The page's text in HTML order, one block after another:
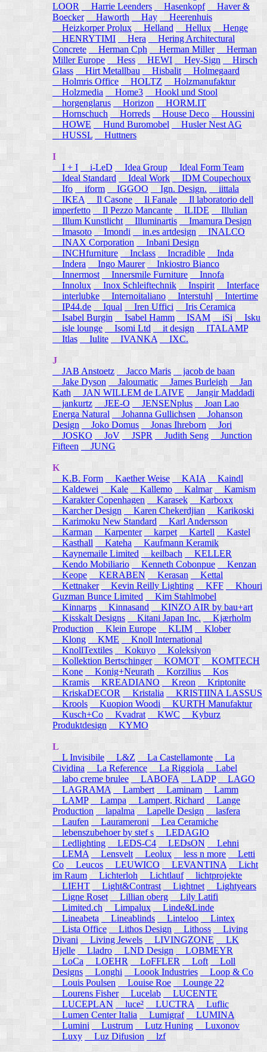
LOOR
Harrie Leenders Hasenkopf
Haver &
Boecker
Haworth Hay
Heerenhuis
Heizkorper Prolux
Helland Hellux
Henge
HENRYTIMI
Hera
Hering Architectural
Concrete
Herman Cph Herman Miller
Herman
Miller Europe
Hess HEWI Hey-Sign
Hirsch
Glass
Hirt Metallbau Hisbalit
Holmegaard
Holmris Office
HOLTZ
Holzmanufaktur
Holzmedia
Home3
Hookl und Stool
horgenglarus
Horizon
HORM.IT
Hornschuch
Horreds House Deco
Houssini
HOWE
Hund Buromobel
Husler Nest AG
HUSSL
Huttners
I
I + I
i-LeD Idea Group
Ideal Form Team
Ideal Standard
Ideal Work
IDM Coupechoux
Ifo
iform IGGOO Ign. Design.
iittala
IKEA
Il Casone Il Fanale
Il laboratorio dell
imperfetto
Il Pezzo Mancante ILIDE
Illulian
Illum Kunstlicht
Illuminartis
Imamura Design
Imasoto
Imondi in.es artdesign
INALCO
INAX Corporation
Inbani Design
INCHfurniture
Inclass Incradible
Inda
Indera
Ingo Maurer
Inkiostro Bianco
Innermost
Innersmile Furniture
Innofa
Innolux
Inox Schleiftechnik Inspirit
Interface
interlubke
Internoitaliano Interstuhl
Intertime
IP44.de
Iqual Iren Uffici
Iris Ceramica
Isabel Burgin
Isabel Hamm ISAM iSi Isku
isle lounge
Isomi Ltd it design
ITALAMP
Itlas
Iulite IVANKA IXC.
J
JAB Anstoetz
Jacco Maris
jacob de baan
Jake Dyson
Jaloumatic James Burleigh
Jan
Kath
JAN WILLEM de LAIVE
Jangir Maddadi
jankurtz JEE-O JENSENplus
Joan Lao
Energa Natural
Johanna Gullichsen
Johanson
Design
Joko Domus Jonas Ihreborn
Jori
JOSKO
JoV JSPR Judith Seng
Junction
Fifteen
JUNG
K
K.B. Form
Kaether Weise KAIA
Kaindl
Kaldewei
Kale Kallemo Kalmar
Kamism
Karakter Copenhagen
Karasek
Karboxx
Karcher Design
Karen Chekerdjian
Karikoski
Karimoku New Standard
Karl Andersson
Karman
Karpenter karpet Kartell
Kastel
Kasthall
Kateha
Kaufmann Keramik
Kaynemaile Limited keilbach
KELLER
Kendo Mobiliario
Kenneth Cobonpue
Kenzan
Keope
KERABEN Kerasan
Kettal
Kettnaker Kevin Reilly Lighting KFF
Khouri
Guzman Bunce Limited
Kim Stahlmobel
Kinnarps
Kinnasand
KINZO AIR by bau+art
Kisskalt Designs
Kitani Japan Inc.
Kjærholm
Production
Klein Europe KLIM
Klober
Klong
KME
Knoll International
KnollTextiles
Kokuyo
Koleksiyon
Kollektion Bertschinger KOMOT
KOMTECH
Kone
Konig+Neurath Korzilius
Kos
Kramis
KREADIANO Kreon
Kriptonite
KriskaDECOR
Kristalia
KRISTIINA LASSUS
Krools
Kuopion Woodi
KURTH Manufaktur
Kusch+Co
Kvadrat KWC
Kyburz
Produktdesign
KYMO
L
L Invisibile
L&Z La Castellamonte
La
Cividina
La Reference La Riggiola
Label
labo creme brulee
LABOFA LADP
LAGO
LAGRAMA
Lambert Laminam
Lamm
LAMP
Lampa Lampert, Richard
Lange
Production
lapalma Lapelle Design
lasfera
Laufen
Laurameroni
Lea Ceramiche
lebenszubehoer by stef s
LEDAGIO
Ledlighting
LEDS-C4 LEDsON
Lehni
LEMA
Lensvelt Leolux less n more
Letti
Co
Leucos LEUWICO LEVANTINA
Licht
im Raum
Lichterloh Lichtlauf lichtprojekte
LIEHT
Light&Contrast Lightnet
Lightyears
Ligne Roset
Lillian oberg
Lily Latifi
Limited.ch
Limpalux
Linde&Linde
Lineabeta
Lineablinds Linteloo
Lintex
Lista Office Lithos Design Lithoss
Living
Divani
Living Jewels LIVINGZONE
LK
Hjelle
Lladro LND Design
LOBMEYR
LoCa
LOEHR LoFFLER Loft
Loll
Designs
Longhi Loook Industries
Loop & Co
Louis Poulsen
Louise Roe
Lounge 22
Lourens Fisher
Lucelab
LUCENTE
LUCEPLAN
luce² LUCTRA
Luflic
Lumen Center Italia
Lumigraf
LUMINA
Lumini
Lustrum Lutz Huning
Luxonov
Luxy
Luz Difusion lzf